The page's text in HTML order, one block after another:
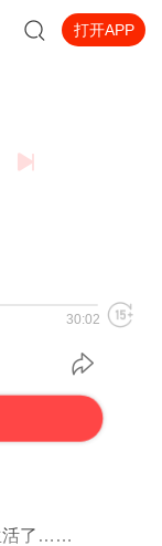
打开APP
30:02
活了……